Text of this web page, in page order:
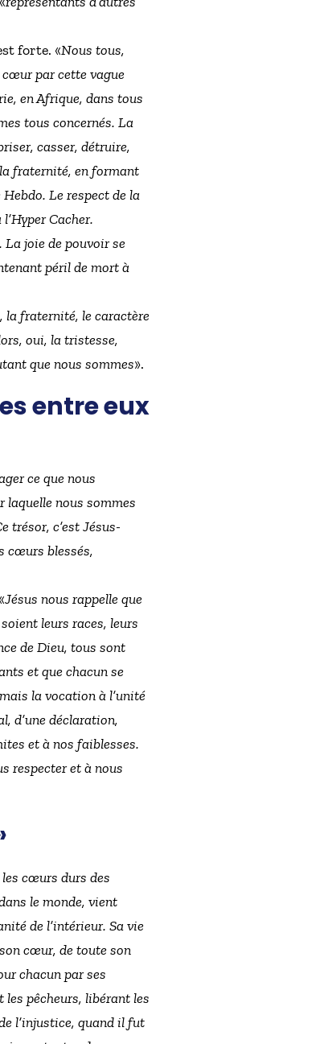
forte. «Nous tous,
par cette vague
en Afrique, dans tous
tous concernés. La
casser, détruire,
fraternité, en formant
Le respect de la
Cacher.
La joie de pouvoir se
péril de mort à
la fraternité, le caractère
oui, la tristesse,
que nous sommes».
entre eux
ce que nous
laquelle nous sommes
trésor, c’est Jésus-
cœurs blessés,
Jésus nous rappelle que
leurs races, leurs
de Dieu, tous sont
et que chacun se
la vocation à l’unité
d’une déclaration,
et à nos faiblesses.
respecter et à nous
les cœurs durs des
le monde, vient
de l’intérieur. Sa vie
cœur, de toute son
chacun par ses
pêcheurs, libérant les
l’injustice, quand il fut